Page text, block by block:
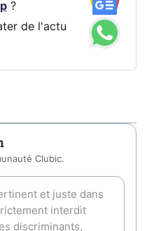
?
de l'actu
Clubic.